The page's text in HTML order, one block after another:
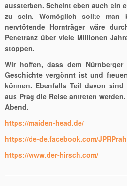
aussterben. Scheint eben auch ein
zu sein. Womöglich sollte man
nervtötende Hornträger wäre
Penetranz über viele Millionen
stoppen.
Wir hoffen, dass dem
Geschichte vergönnt ist und
können. Ebenfalls Teil davon
aus Prag die Reise antreten
Abend.
https://maiden-head.de/
https://de-de.facebook.com/
https://www.der-hirsch.com/